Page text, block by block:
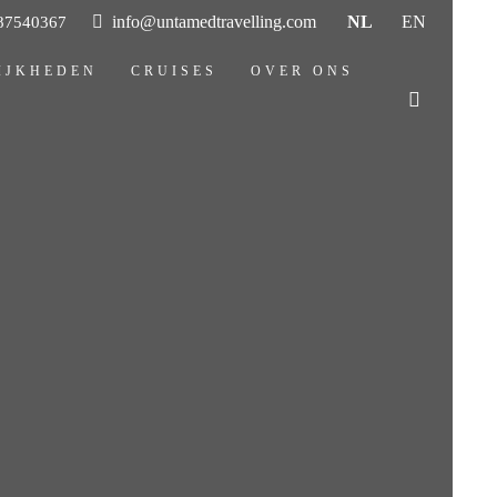
info@untamedtravelling.com NL EN
CRUISES OVER ONS